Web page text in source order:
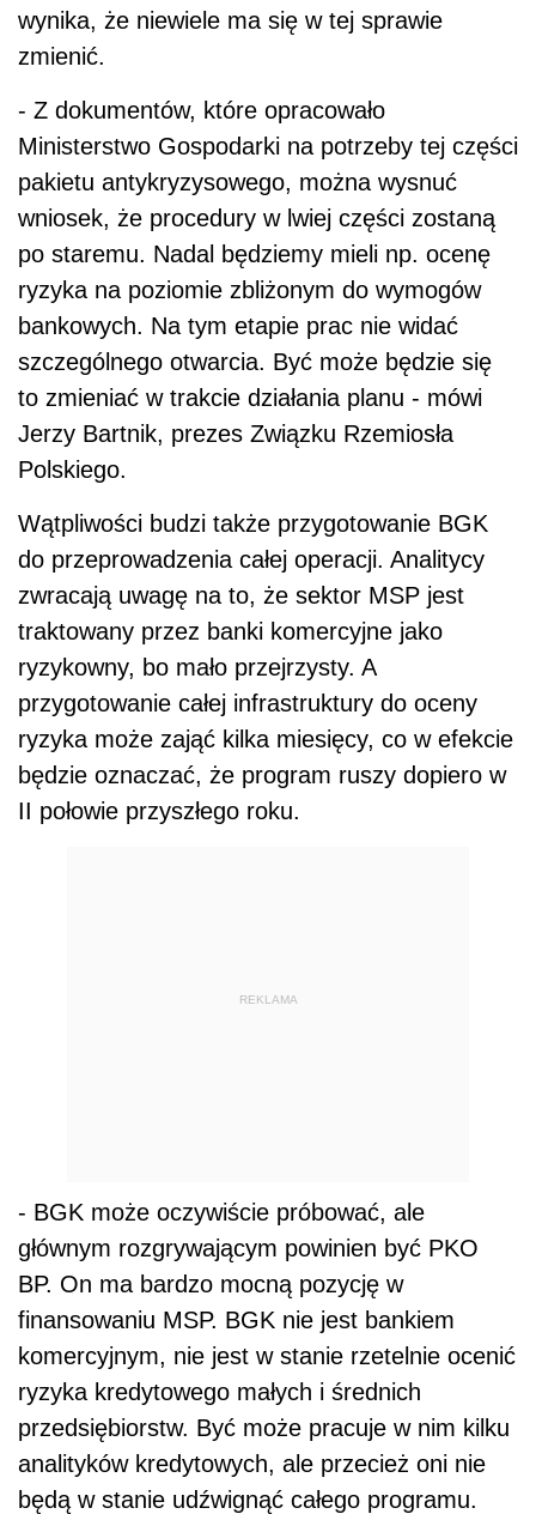
wynika, że niewiele ma się w tej sprawie
zmienić.
- Z dokumentów, które opracowało
Ministerstwo Gospodarki na potrzeby tej części
pakietu antykryzysowego, można wysnuć
wniosek, że procedury w lwiej części zostaną
po staremu. Nadal będziemy mieli np. ocenę
ryzyka na poziomie zbliżonym do wymogów
bankowych. Na tym etapie prac nie widać
szczególnego otwarcia. Być może będzie się
to zmieniać w trakcie działania planu - mówi
Jerzy Bartnik, prezes Związku Rzemiosła
Polskiego.
Wątpliwości budzi także przygotowanie BGK
do przeprowadzenia całej operacji. Analitycy
zwracają uwagę na to, że sektor MSP jest
traktowany przez banki komercyjne jako
ryzykowny, bo mało przejrzysty. A
przygotowanie całej infrastruktury do oceny
ryzyka może zająć kilka miesięcy, co w efekcie
będzie oznaczać, że program ruszy dopiero w
II połowie przyszłego roku.
REKLAMA
- BGK może oczywiście próbować, ale
głównym rozgrywającym powinien być PKO
BP. On ma bardzo mocną pozycję w
finansowaniu MSP. BGK nie jest bankiem
komercyjnym, nie jest w stanie rzetelnie ocenić
ryzyka kredytowego małych i średnich
przedsiębiorstw. Być może pracuje w nim kilku
analityków kredytowych, ale przecież oni nie
będą w stanie udźwignąć całego programu.